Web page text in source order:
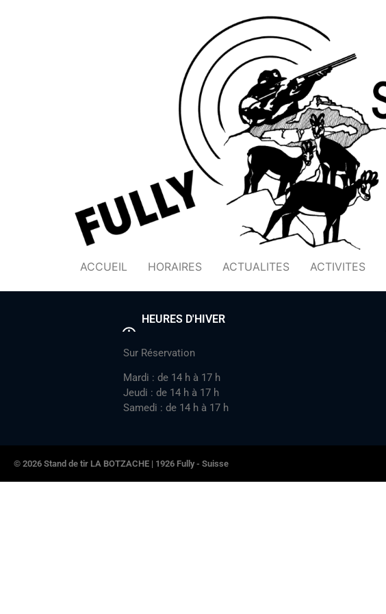
ACCUEIL HORAIRES ACTUALITES ACTIVITES
HEURES D'HIVER
Sur Réservation
Mardi : de 14 h à 17 h
Jeudi : de 14 h à 17 h
Samedi : de 14 h à 17 h
© 2026 Stand de tir LA BOTZACHE | 1926 Fully - Suisse